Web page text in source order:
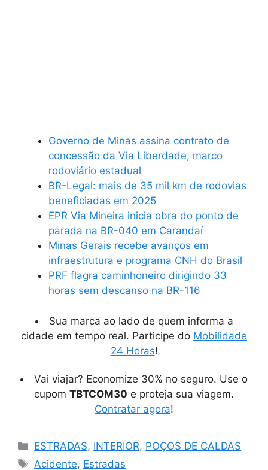
Governo de Minas assina contrato de
concessão da Via Liberdade, marco
rodoviário estadual
BR-Legal: mais de 35 mil km de rodovias
beneficiadas em 2025
EPR Via Mineira inicia obra do ponto de
parada na BR-040 em Carandaí
Minas Gerais recebe avanços em
infraestrutura e programa CNH do Brasil
PRF flagra caminhoneiro dirigindo 33
horas sem descanso na BR-116
Sua marca ao lado de quem informa a
cidade em tempo real. Participe do Mobilidade
24 Horas!
Vai viajar? Economize 30% no seguro. Use o
cupom TBTCOM30 e proteja sua viagem.
Contratar agora!
Categorias
ESTRADAS, INTERIOR, POÇOS DE CALDAS
Tags
Acidente, Estradas